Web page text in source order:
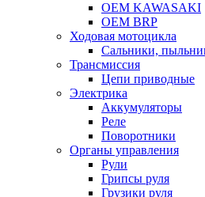
OEM KAWASAKI
OEM BRP
Ходовая мотоцикла
Сальники,
Трансмиссия
Цепи приводные
Электрика
Аккумуляторы
Реле
Поворотники
Органы управления
Рули
Грипсы руля
Грузики руля